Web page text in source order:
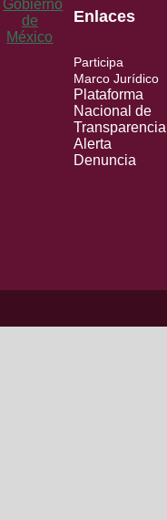
Enlaces
Participa
Marco Jurídico
Plataforma
Nacional de
Transparencia
Alerta
Denuncia